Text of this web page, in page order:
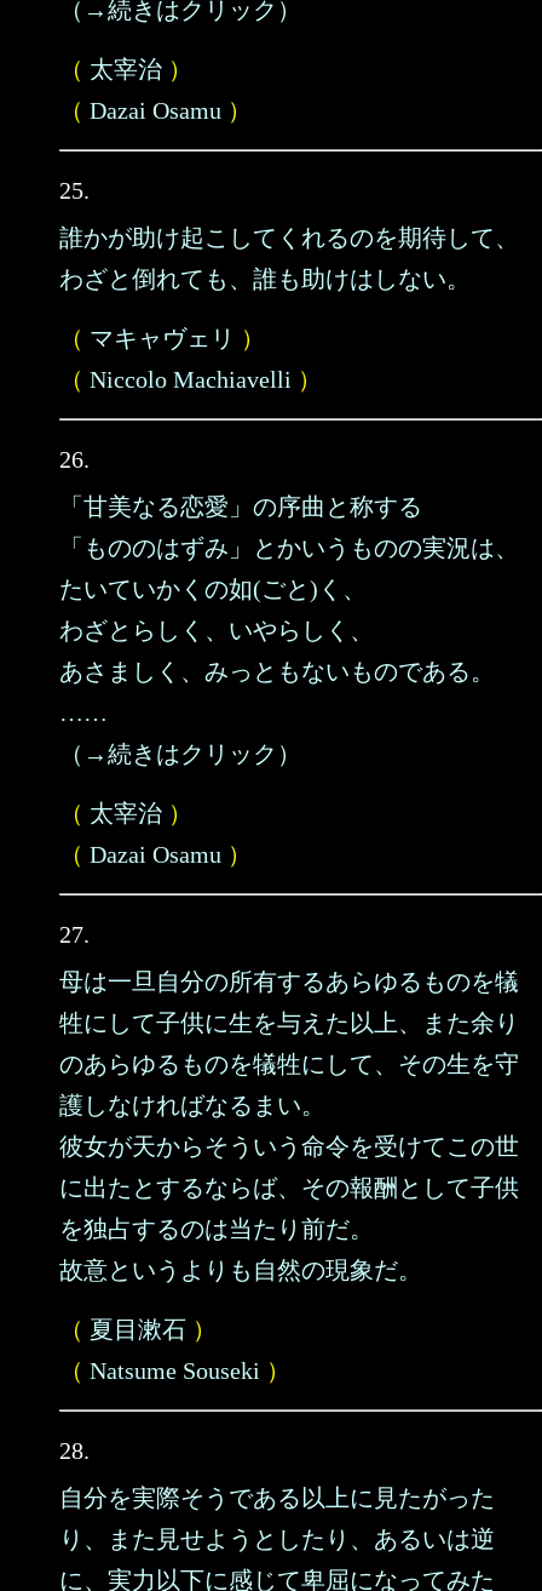
（→続きはクリック）
（ 太宰治 ）
（ Dazai Osamu ）
25.
誰かが助け起こしてくれるのを期待して、
わざと倒れても、誰も助けはしない。
（ マキャヴェリ ）
（ Niccolo Machiavelli ）
26.
「甘美なる恋愛」の序曲と称する
「もののはずみ」とかいうものの実況は、
たいていかくの如(ごと)く、
わざとらしく、いやらしく、
あさましく、みっともないものである。
……
（→続きはクリック）
（ 太宰治 ）
（ Dazai Osamu ）
27.
母は一旦自分の所有するあらゆるものを犠
牲にして子供に生を与えた以上、また余り
のあらゆるものを犠牲にして、その生を守
護しなければなるまい。
彼女が天からそういう命令を受けてこの世
に出たとするならば、その報酬として子供
を独占するのは当たり前だ。
故意というよりも自然の現象だ。
（ 夏目漱石 ）
（ Natsume Souseki ）
28.
自分を実際そうである以上に見たがった
り、また見せようとしたり、あるいは逆
に、実力以下に感じて卑屈になってみた